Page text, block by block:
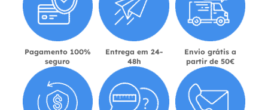
Pagamento 100%
seguro
Entrega em 24-
48h
Envio grátis a
partir de 50€